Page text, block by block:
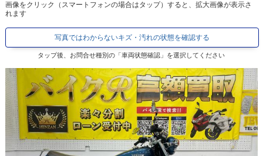
画像をクリック（スマートフォンの場合はタップ）すると、拡大画像が表示さ
れます
写真ではわからないキズ・汚れの状態を確認する
タップ後、お問合せ種別の「車両状態確認」を選択してください